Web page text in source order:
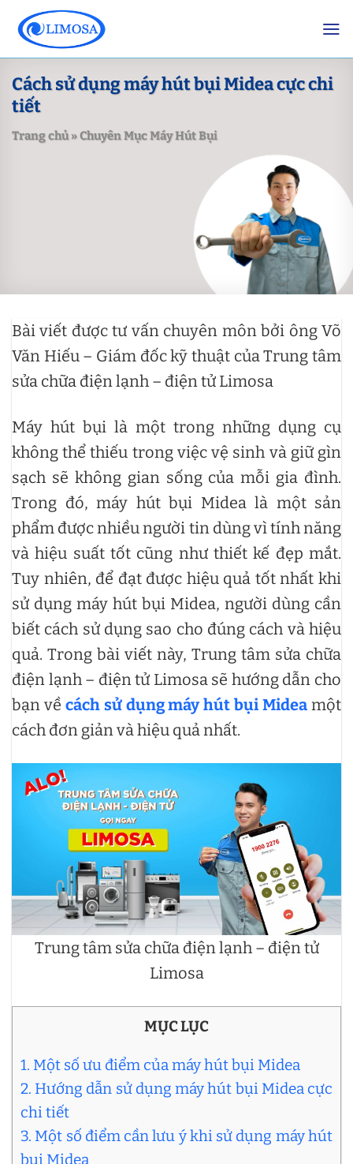
content
Cách sử dụng máy hút bụi Midea cực chi
tiết
Trang chủ»Chuyên Mục Máy Hút Bụi
Bài viết được tư vấn chuyên môn bởi ông Võ
Văn Hiếu – Giám đốc kỹ thuật của Trung tâm
sửa chữa điện lạnh – điện tử Limosa
Máy hút bụi là một trong những dụng cụ
không thể thiếu trong việc vệ sinh và giữ gìn
sạch sẽ không gian sống của mỗi gia đình.
Trong đó, máy hút bụi Midea là một sản
phẩm được nhiều người tin dùng vì tính năng
và hiệu suất tốt cũng như thiết kế đẹp mắt.
Tuy nhiên, để đạt được hiệu quả tốt nhất khi
sử dụng máy hút bụi Midea, người dùng cần
biết cách sử dụng sao cho đúng cách và hiệu
quả. Trong bài viết này, Trung tâm sửa chữa
điện lạnh – điện tử Limosa sẽ hướng dẫn cho
bạn về cách sử dụng máy hút bụi Midea một
cách đơn giản và hiệu quả nhất.
Trung tâm sửa chữa điện lạnh – điện tử
Limosa
MỤC LỤC
1. Một số ưu điểm của máy hút bụi Midea
2. Hướng dẫn sử dụng máy hút bụi Midea cực
chi tiết
3. Một số điểm cần lưu ý khi sử dụng máy hút
bụi Midea